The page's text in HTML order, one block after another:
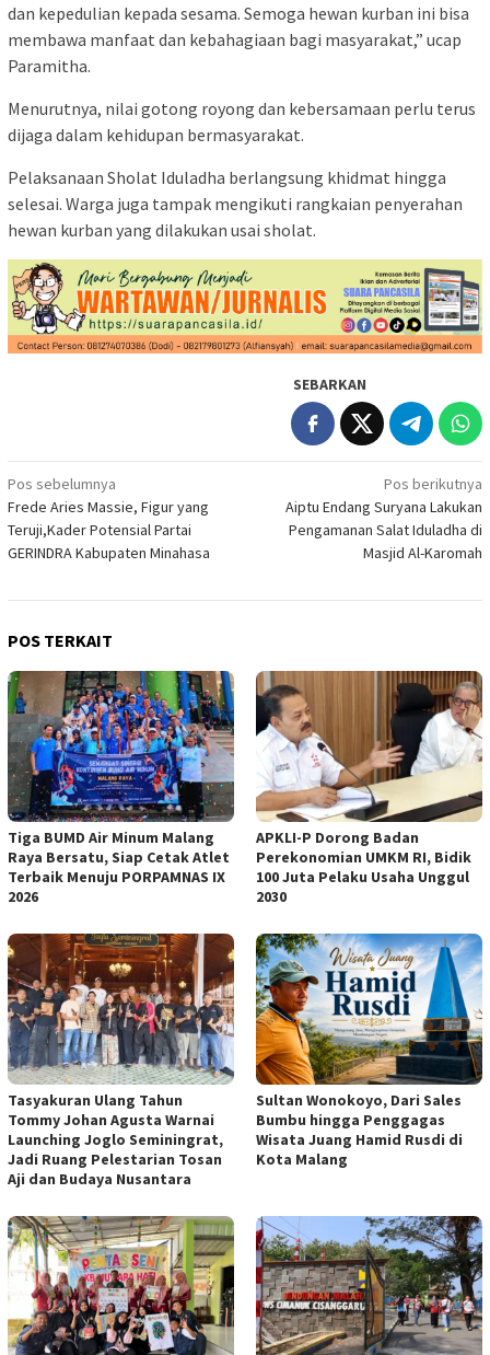
dan kepedulian kepada sesama. Semoga hewan kurban ini bisa
membawa manfaat dan kebahagiaan bagi masyarakat,” ucap
Paramitha.
Menurutnya, nilai gotong royong dan kebersamaan perlu terus
dijaga dalam kehidupan bermasyarakat.
Pelaksanaan Sholat Iduladha berlangsung khidmat hingga
selesai. Warga juga tampak mengikuti rangkaian penyerahan
hewan kurban yang dilakukan usai sholat.
SEBARKAN
Navigasi
pos
Pos sebelumnya
Frede Aries Massie, Figur yang
Teruji,Kader Potensial Partai
GERINDRA Kabupaten Minahasa
Pos berikutnya
Aiptu Endang Suryana Lakukan
Pengamanan Salat Iduladha di
Masjid Al-Karomah
POS TERKAIT
Tiga BUMD Air Minum Malang
Raya Bersatu, Siap Cetak Atlet
Terbaik Menuju PORPAMNAS IX
2026
APKLI-P Dorong Badan
Perekonomian UMKM RI, Bidik
100 Juta Pelaku Usaha Unggul
2030
Tasyakuran Ulang Tahun
Tommy Johan Agusta Warnai
Launching Joglo Seminingrat,
Jadi Ruang Pelestarian Tosan
Aji dan Budaya Nusantara
Sultan Wonokoyo, Dari Sales
Bumbu hingga Penggagas
Wisata Juang Hamid Rusdi di
Kota Malang